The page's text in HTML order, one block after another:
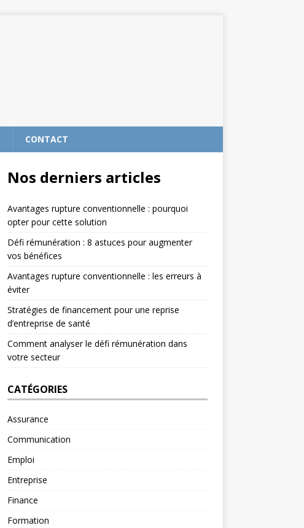
CONTACT
Nos derniers articles
Avantages rupture conventionnelle : pourquoi
opter pour cette solution
Défi rémunération : 8 astuces pour augmenter
vos bénéfices
Avantages rupture conventionnelle : les erreurs à
éviter
Stratégies de financement pour une reprise
d’entreprise de santé
Comment analyser le défi rémunération dans
votre secteur
CATÉGORIES
Assurance
Communication
Emploi
Entreprise
Finance
Formation